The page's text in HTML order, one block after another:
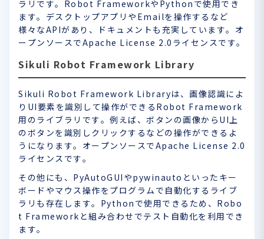
ラリです。Robot FrameworkやPythonで使用でき
ます。デスクトップアプリやEmailを操作するなど
様々なAPIがあり、ドキュメントも充実しています。オ
ープンソースでApache License 2.0ライセンスです。
Sikuli Robot Framework Library
Sikuli Robot Framework Libraryは、画像認識によ
りUI要素を識別して操作ができるRobot Framework
用のライブラリです。例えば、ボタンの画像からUI上
のボタンを識別しクリックするなどの操作ができるよ
うになります。オープンソースでApache License 2.0
ライセンスです。
その他にも、PyAutoGUIやpywinautoといったキー
ボードやマウス操作をプログラムで自動化するライブ
ラリも存在します。Pythonで使用できるため、Robo
t Frameworkと組み合わせでテスト自動化を利用でき
ます。